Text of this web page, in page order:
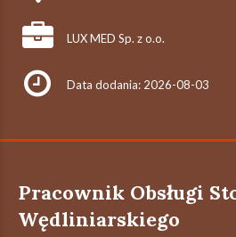
LUX MED Sp. z o.o.
Data dodania: 2026-08-03
Pracownik Obsługi
Wędliniarskiego